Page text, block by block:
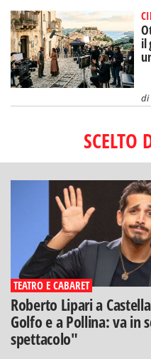
il
di
SCELTO
TEATRO E CABARET
Roberto Lipari a
Golfo e a Pollina: va in
spettacolo"